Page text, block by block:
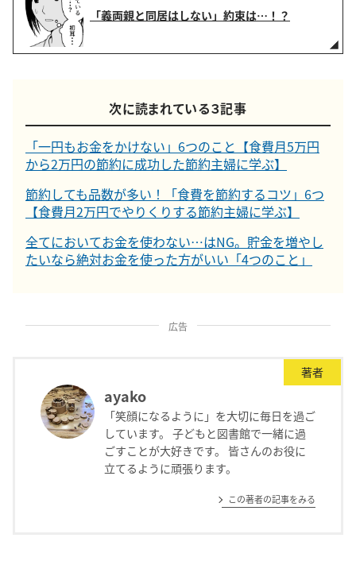
「義両親と同居はしない」約束は…！？
次に読まれている３記事
「一円もお金をかけない」6つのこと【食費月5万円
から2万円の節約に成功した節約主婦に学ぶ】
節約しても品数が多い！「食費を節約するコツ」6つ
【食費月2万円でやりくりする節約主婦に学ぶ】
全てにおいてお金を使わない…はNG。貯金を増やし
たいなら絶対お金を使った方がいい「4つのこと」
広告
著者
ayako
「笑顔になるように」を大切に毎日を過ご
しています。 子どもと図書館で一緒に過
ごすことが大好きです。 皆さんのお役に
立てるように頑張ります。
この著者の記事をみる